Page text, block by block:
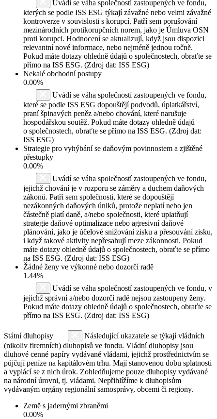
Uvádí se váha společností zastoupených ve fondu,
kterých se podle ISS ESG týkají závažné nebo velmi závažné
kontroverze v souvislosti s korupcí. Patří sem porušování
mezinárodních protikorupčních norem, jako je Úmluva OSN
proti korupci. Hodnocení se aktualizují, když jsou dispozici
relevantní nové informace, nebo nejméně jednou ročně.
Pokud máte dotazy ohledně údajů o společnostech, obraťte se
přímo na ISS ESG. (Zdroj dat: ISS ESG)
Nekalé obchodní postupy
0.00%
Uvádí se váha společností zastoupených ve fondu,
které se podle ISS ESG dopouštějí podvodů, úplatkářství,
praní špinavých peněz a/nebo chování, které narušuje
hospodářskou soutěž. Pokud máte dotazy ohledně údajů
o společnostech, obraťte se přímo na ISS ESG. (Zdroj dat:
ISS ESG)
Strategie pro vyhýbání se daňovým povinnostem a zjištěné
přestupky
0.00%
Uvádí se váha společností zastoupených ve fondu,
jejichž chování je v rozporu se záměry a duchem daňových
zákonů. Patří sem společnosti, které se dopouštějí
nezákonných daňových úniků, protože neplatí nebo jen
částečně platí daně, a/nebo společnosti, které uplatňují
strategie daňové optimalizace nebo agresivní daňové
plánování, jako je účelové snižování zisku a přesouvání zisku,
i když takové aktivity nepřesahují meze zákonnosti. Pokud
máte dotazy ohledně údajů o společnostech, obraťte se přímo
na ISS ESG. (Zdroj dat: ISS ESG)
Žádné ženy ve výkonné nebo dozorčí radě
1.44%
Uvádí se váha společností zastoupených ve fondu, v
jejichž správní a/nebo dozorčí radě nejsou zastoupeny ženy.
Pokud máte dotazy ohledně údajů o společnostech, obraťte se
přímo na ISS ESG. (Zdroj dat: ISS ESG)
Státní dluhopisy
Následující ukazatele se týkají vládních
(nikoliv firemních) dluhopisů ve fondu. Vládní dluhopisy jsou
dluhové cenné papíry vydávané vládami, jejichž prostřednictvím se
půjčují peníze na kapitálovém trhu. Mají stanovenou dobu splatnosti
a vyplácí se z nich úrok. Zohledňujeme pouze dluhopisy vydávané
na národní úrovni, tj. vládami. Nepřihlížíme k dluhopisům
vydávaným orgány regionální samosprávy, obcemi či regiony.
Země s jadernými zbraněmi
0.00%